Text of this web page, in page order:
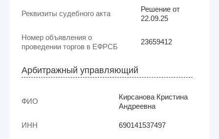
Реквизиты судебного акта
Решение от
22.09.25
Номер объявления о
проведении торгов в ЕФРСБ
23659412
Арбитражный управляющий
ФИО
Кирсанова Кристина
Андреевна
ИНН 690141537497